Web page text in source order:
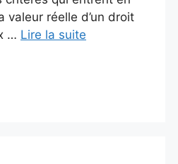
réelle d’un droit
… Lire la suite